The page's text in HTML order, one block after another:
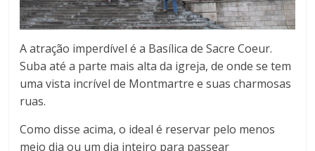
A atração imperdível é a Basílica de Sacre Coeur.
Suba até a parte mais alta da igreja, de onde se tem
uma vista incrível de Montmartre e suas charmosas
ruas.
Como disse acima, o ideal é reservar pelo menos
meio dia ou um dia inteiro para passear